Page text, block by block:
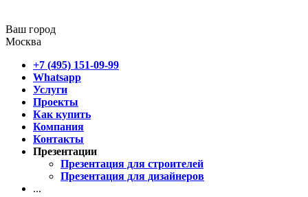
Ваш город
Москва
+7 (495) 151-09-99
Whatsapp
Услуги
Проекты
Как купить
Компания
Контакты
Презентации
Презентация для строителей
Презентация для дизайнеров
...